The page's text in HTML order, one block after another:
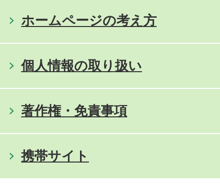
ホームページの考え方
個人情報の取り扱い
著作権・免責事項
携帯サイト